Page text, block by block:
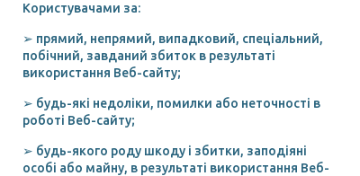
Користувачами за:
➢ прямий, непрямий, випадковий, спеціальний,
побічний, завданий збиток в результаті
використання Веб-сайту;
➢ будь-які недоліки, помилки або неточності в
роботі Веб-сайту;
➢ будь-якого роду шкоду і збитки, заподіяні
особі або майну, в результаті використання Веб-